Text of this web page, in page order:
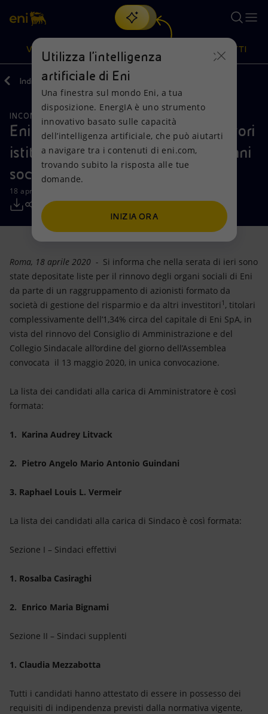
Cerca
scopri EnergIA, la nostra nuova soluzione di intelligenza
artificiale.
VISIONE
Visione
Mission e valori
Persone e Partnership
Net Zero
Modello satellitare
Energia accessibile
Innovazione
Scenari energetici
Azioni
Diversificazione energetica
Tecnologie per la transizione
Collaborazioni per l'innovazione
Attività nel mondo
PRODOTTI
Prodotti
Casa
Imprese
Mobilità
Indietro Media Comunicati Stampa
INCONTRI E ACCORDI
Eni: depositate le liste degli investitori
istituzionali per il rinnovo degli organi
sociali
18 aprile 2020 - 20:00 CEST
Roma, 18 aprile 2020 - Si informa che nella serata di ieri sono
state depositate liste per il rinnovo degli organi sociali di Eni
da parte di un raggruppamento di azionisti formato da
società di gestione del risparmio e da altri investitori 1 , titolari
complessivamente dell’1,34% circa del capitale di Eni SpA, in
vista del rinnovo del Consiglio di Amministrazione e del
Collegio Sindacale all’ordine del giorno dell’Assemblea
convocata il 13 maggio 2020, in unica convocazione.
La lista dei candidati alla carica di Amministratore è così
formata:
1. Karina Audrey Litvack
2. Pietro Angelo Mario Antonio Guindani
3. Raphael Louis L. Vermeir
La lista dei candidati alla carica di Sindaco è così formata:
Sezione I – Sindaci effettivi
1. Rosalba Casiraghi
2. Enrico Maria Bignami
Sezione II – Sindaci supplenti
1. Claudia Mezzabotta
Tutti i candidati hanno attestato di essere in possesso dei
requisiti di indipendenza previsti dalla normativa vigente,
Utilizza l'intelligenza
artificiale di Eni
Una finestra sul mondo Eni, a tua
disposizione. EnergIA è uno strumento
innovativo basato sulle capacità
dell’intelligenza artificiale, che può aiutarti
a navigare tra i contenuti di eni.com,
trovando subito la risposta alle tue
domande.
INIZIA ORA